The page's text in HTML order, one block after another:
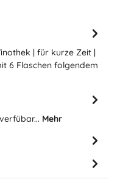
| für kurze Zeit |
6 Flaschen folgendem
Mehr